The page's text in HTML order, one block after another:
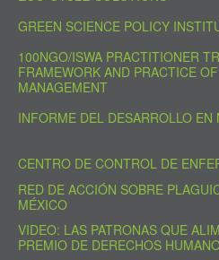
GREEN SCIENCE POLICY
100NGO/ISWA PRACTITIONER
FRAMEWORK AND PRACTICE
MANAGEMENT
INFORME DEL DESARROLLO EN
CENTRO DE CONTROL DE
RED DE ACCIÓN SOBRE
MÉXICO
VIDEO: LAS PATRONAS QUE
PREMIO DE DERECHOS